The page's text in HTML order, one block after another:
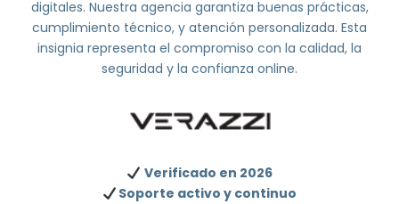
digitales. Nuestra agencia garantiza buenas prácticas,
cumplimiento técnico, y atención personalizada. Esta
insignia representa el compromiso con la calidad, la
seguridad y la confianza online.
Verificado en 2026
Soporte activo y continuo